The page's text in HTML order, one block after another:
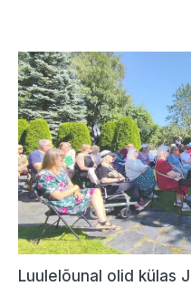
Luulelõunal olid külas